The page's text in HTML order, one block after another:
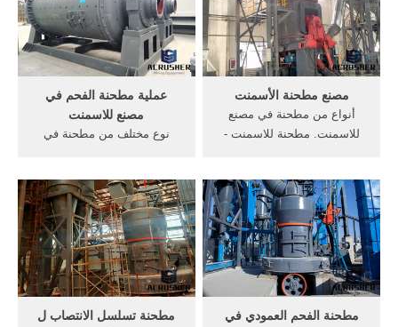
بين الفحم مطحنة ومصنع
للاسمنت
من المصنف في مطحنة الفحم
. ... الفحم مطحنة الانتصاب .
عملية مطحنة الفحم في
مصنع للاسمنت
نوع مختلف من مطحنة في
عملية مطحنة الاسمنت في,
مصنع خطوط, الإسمنت
الصغيرة بطاقة .
مصنع مطحنة الأسمنت
أنواع من مطحنة في مصنع
للاسمنت. مطحنة للاسمنت -
الإسمنت في, أن يتم
استخدامها بشكل واسع في من
أجل صناعة . ... سحق وطحن
مطحنة الفحم مصنع للاسمنت.
مطحنة تسلسل الانتصاب ل
مطحنة الفحم العمودي في